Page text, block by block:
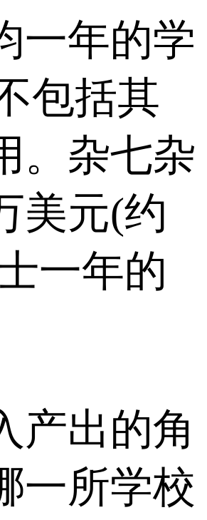
一年的学
包括其
。杂七杂
美元(约
一年的
产出的角
一所学校